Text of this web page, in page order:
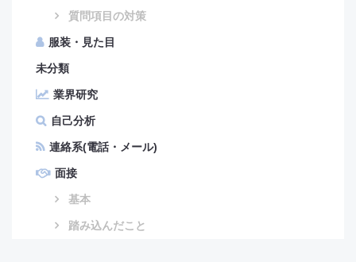
質問項目の対策
服装・見た目
未分類
業界研究
自己分析
連絡系(電話・メール)
面接
基本
踏み込んだこと